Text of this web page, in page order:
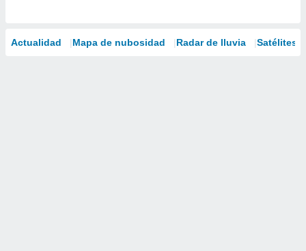
Actualidad Mapa de nubosidad Radar de lluvia Satélites